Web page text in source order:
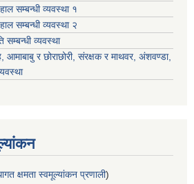
सम्बन्धी व्यवस्था १
सम्बन्धी व्यवस्था २
सम्बन्धी व्यवस्था
आमाबाबु र छोराछोरी, संरक्षक र माथवर, अंशवण्डा,
क्षमता स्वमूल्यांकन प्रणाली)